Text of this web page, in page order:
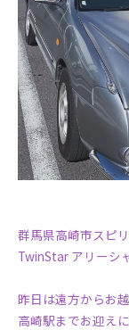
群馬県高崎市スピ
TwinStar アリーシ
昨日は遠方からお
高崎駅までお迎え